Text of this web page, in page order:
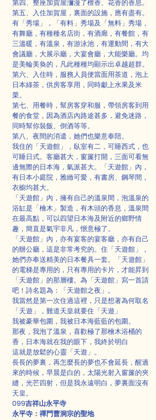
第四、整座加賀屋瀰漫了檀香、花香的香息。
第五、入住加賀屋，裏面的設施，應有盡有。
有「秀場」，「有料」秀場及「無料」秀場，
有舞廳，有種種名店街，有酒廊，有餐館，有
三溫暖，有溫泉，有游泳池，有運動間，有大
會議廳，大展示廳，大宴會廳，大能樂廳。均
是美輪美奐的，凡此種種均顯示出卓越超群。
第六、入住時，服務人員便當面用茶道，泡上
日本綠茶，供房客享用，同時獻上水果及米
栗。
第七、用餐時，幫房客穿和服，帶領房客到用
餐的食堂，因為酒店內路途甚多，避免迷路，
同時幫你裝飯、倒酒等等。
第八、夜間的消遣，她們也樂意奉陪。
我住的「天遊館」，臥室有二，可睡西式，也
可睡日式。客廳甚大，窗簾打開，三面可看無
邊無際的日本海，氣派甚大。「天遊館」內，
有日本小庭院，雅緻可愛，有書房、鋼琴間，
衣櫥均甚大。
「天遊館」內，擁有自己的溫泉間，泡溫泉的
浴缸是「檜木」製造，有木頭的香息，溫泉間
在最高點，可以四望日本海及附近的鄉野情
趣，簡直是氣宇非凡，愜意極了。
「天遊館」內，亦有宴客的宴客廳，亦有自己
的辦公廳，這是非常考究的。住「天遊館」，
她們亦奉送精美的日本餐具一套。「天遊館」
的電梯是專用的，只有專用的卡片，才能昇到
「天遊館」的那層樓。為「天遊館」寫一首請
吧！詩名題為：「天遊館之夜」。
我當然是第一次住過這裡，只是想著為何取名
「天遊」，難道天皇就要住「天遊」
我被豪華包圍，我被日本海藍藍的包圍。
那夜，我泡了溫泉，喜歡極了那檜木浴桶的
香，日本海就在我的眼下，我終於明白
這就是放鬆的心靈「天遊」。
長長的夢裏，再怎麼長的夢也不會延長，醒過
來的時候，早晨是白的，太陽光射入窗簾的夾
縫，光芒四射，但是我永遠明白，夢裏面沒有
天皇。
099吉祥山永平寺
永平寺：禪門曹洞宗的聖地